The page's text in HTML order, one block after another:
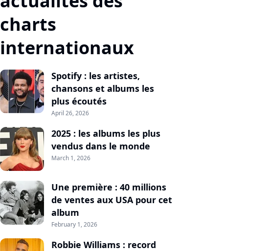
charts
internationaux
Spotify : les artistes,
chansons et albums les
plus écoutés
April 26, 2026
2025 : les albums les plus
vendus dans le monde
March 1, 2026
Une première : 40 millions
de ventes aux USA pour cet
album
February 1, 2026
Robbie Williams : record